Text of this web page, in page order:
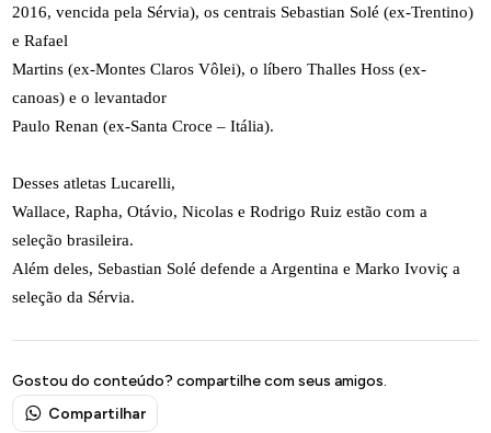
2016, vencida pela Sérvia), os centrais Sebastian Solé (ex-Trentino)
e Rafael
Martins (ex-Montes Claros Vôlei), o líbero Thalles Hoss (ex-
canoas) e o levantador
Paulo Renan (ex-Santa Croce – Itália).
Desses atletas Lucarelli,
Wallace, Rapha, Otávio, Nicolas e Rodrigo Ruiz estão com a
seleção brasileira.
Além deles, Sebastian Solé defende a Argentina e Marko Ivoviç a
seleção da Sérvia.
Gostou do conteúdo? compartilhe com seus amigos.
Compartilhar